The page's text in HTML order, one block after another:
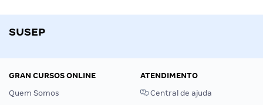
SUSEP
GRAN CURSOS ONLINE
Quem Somos
ATENDIMENTO
Central de ajuda